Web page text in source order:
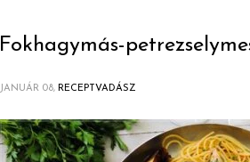
Fokhagymás-
JANUÁR 08, RECEPTVADÁSZ